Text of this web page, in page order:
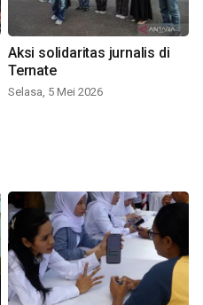
Aksi solidaritas jurnalis di
Ternate
Selasa, 5 Mei 2026